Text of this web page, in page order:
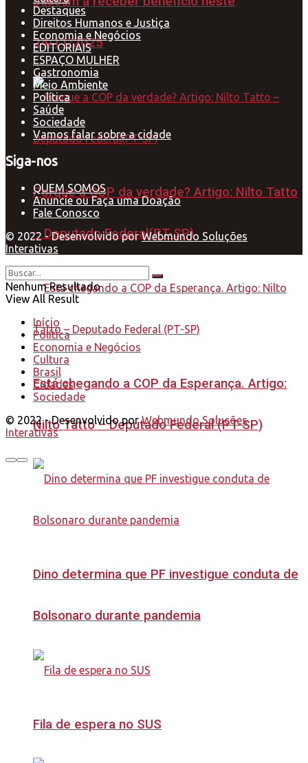
24/11/2025
Porque a COP da verdade? Artigo: Nilto Tatto
– Deputado Federal(PT-SP)
Está chegando a COP da Esperança. Artigo:
Nilto Tatto – Deputado Federal (PT-SP)
Dino determina que PF investigue conduta de
Bolsonaro durante pandemia
Fila de espera no SUS
Destaques
Direitos Humanos e Justiça
Economia e Negócios
EDITORIAIS
ESPAÇO MULHER
Gastronomia
Meio Ambiente
Política
Saúde
Sociedade
Vamos falar sobre a cidade
Siga-nos
QUEM SOMOS
Anuncie ou Faça uma Doação
Fale Conosco
© 2022 - Desenvolvido porWebmundo Soluções
Interativas
Nenhum Resultado
View All Result
Início
Política
Economia e Negócios
Cultura
Brasil
Cidades
Sociedade
© 2022 - Desenvolvido porWebmundo Soluções
Interativas